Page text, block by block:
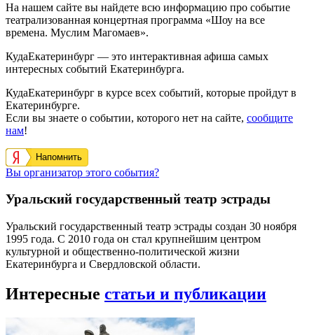
На нашем сайте вы найдете всю информацию про событие
театрализованная концертная программа «Шоу на все
времена. Муслим Магомаев».
КудаЕкатеринбург — это интерактивная афиша самых
интересных событий Екатеринбурга.
КудаЕкатеринбург в курсе всех событий, которые пройдут в
Екатеринбурге.
Если вы знаете о событии, которого нет на сайте, сообщите
нам!
Напомнить
Вы организатор этого события?
Уральский государственный театр эстрады
Уральский государственный театр эстрады создан 30 ноября
1995 года. С 2010 года он стал крупнейшим центром
культурной и общественно-политической жизни
Екатеринбурга и Свердловской области.
Интересные статьи и публикации